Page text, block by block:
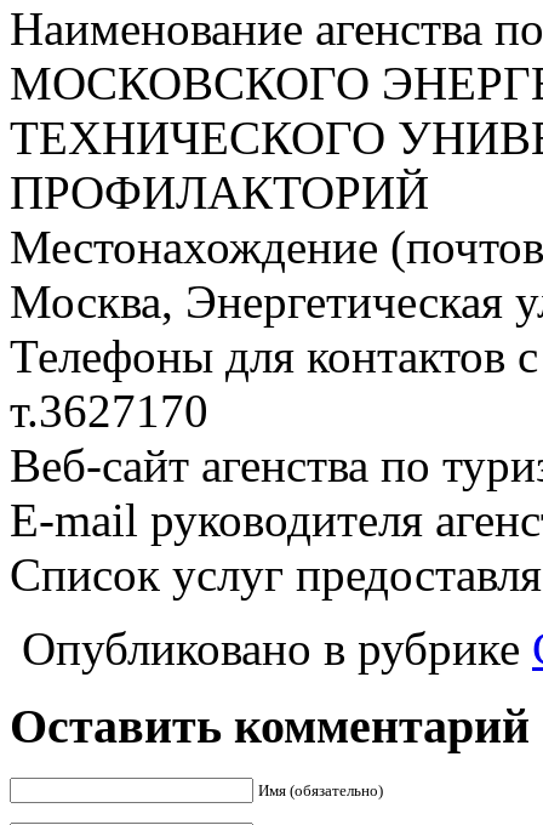
Наименование агенства
МОСКОВСКОГО
ТЕХНИЧЕСКОГО
ПРОФИЛАКТОРИЙ
Местонахождение
Москва, Энергетическая
Телефоны для контактов
т.3627170
Веб-сайт агенства по
E-mail руководителя
Список услуг
Опубликовано в рубрике
Оставить комментарий
Имя (обязательно)